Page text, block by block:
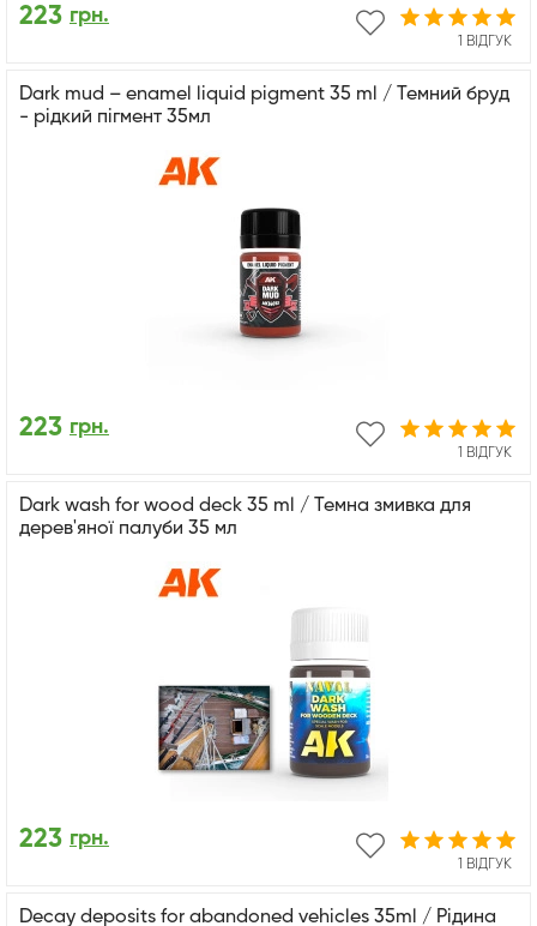
1 ВІДГУК
223 грн.
Dark mud – enamel liquid pigment 35 ml / Темний бруд
- рідкий пігмент 35мл
1 ВІДГУК
223 грн.
Dark wash for wood deck 35 ml / Темна змивка для
дерев'яної палуби 35 мл
1 ВІДГУК
223 грн.
Decay deposits for abandoned vehicles 35ml / Рідина